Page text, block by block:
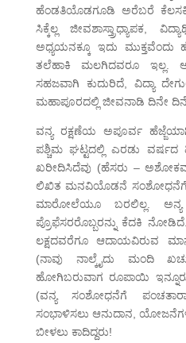
ಹೆಂಡತಿಯೊಡಗೂಡಿ ಅರೆಬರೆ
ಸಿಕ್ಕೆಲ್ಲ ಜೀವಶಾಸ್ತ್ರಾಧ್ಯಾಪಕ,
ಅಧ್ಯಯನಕ್ಕೂ ಇದು ಮುಕ್ತವೆಂದು
ತಲೆಹಾಕಿ ಮಲಗಿದವರೂ ಇಲ್ಲ.
ಸಹಜವಾಗಿ ಕುದುರಿದೆ, ವಿದ್ಯಾ
ಮಹಾಪೂರದಲ್ಲಿ ಜೀವನಾಡಿ ದಿನೇ ದಿನೇ
ವನ್ಯ ರಕ್ಷಣೆಯ ಅಪೂರ್ವ
ಪಶ್ಚಿಮ ಘಟ್ಟದಲ್ಲಿ ಎರಡು ವರ್ಷದ
ಖರೀದಿಸಿದೆವು (ಹೆಸರು –
ಲಿಖಿತ ಮನವಿಯೊಡನೆ ಸಂಶೋಧನೆಗೆ
ಮಾರೋಲೆಯೂ ಬರಲಿಲ್ಲ. ಅನ್ಯ
ಪ್ರೊಫೆಸರರೊಬ್ಬರನ್ನು ಕೆದಕಿ
ಲಕ್ಷದವರೆಗೂ ಆದಾಯವಿರುವ
(ನಾವು ನಾಲ್ಕೈದು ಮಂದಿ
ಹೋಗಿಬರುವಾಗ ರೂಪಾಯಿ
(ವನ್ಯ ಸಂಶೋಧನೆಗೆ
ಸಂಭಾಳಿಸಲು ಆನುದಾನ,
ಬೀಳಲು ಕಾದಿದ್ದರು!